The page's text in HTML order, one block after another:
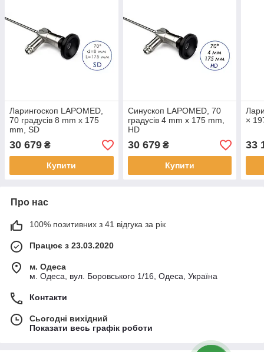
Ларингоскоп LAPOMED,
70 градусів 8 mm x 175
mm, SD
30 679 ₴
Купити
Синускоп LAPOMED, 70
градусів 4 mm x 175 mm,
HD
30 679₴
Купити
×
33
Про нас
100% позитивних з 41 відгука за рік
Працює з 23.03.2020
м. Одеса
м. Одеса, вул. Боровського 1/16, Одеса, Україна
Контакти
Сьогодні вихідний
Показати весь графік роботи